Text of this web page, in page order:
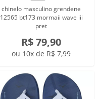
chinelo masculino grendene
12565 bt173 mormaii wave iii
pret
R$ 79,90
ou 10x de R$ 7,99